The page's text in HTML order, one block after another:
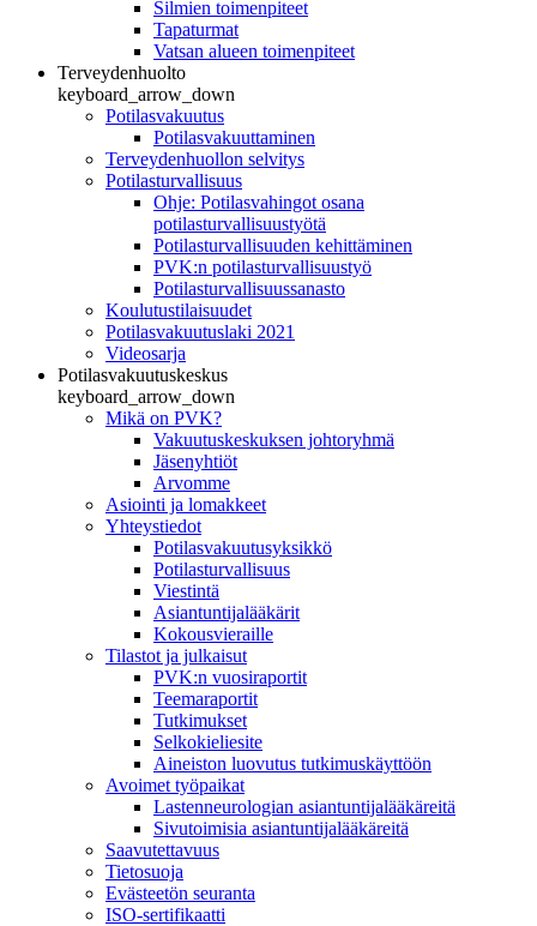
Silmien toimenpiteet
Tapaturmat
Vatsan alueen toimenpiteet
Terveydenhuolto
keyboard_arrow_down
Potilasvakuutus
Potilasvakuuttaminen
Terveydenhuollon selvitys
Potilasturvallisuus
Ohje: Potilasvahingot osana
potilasturvallisuustyötä
Potilasturvallisuuden kehittäminen
PVK:n potilasturvallisuustyö
Potilasturvallisuussanasto
Koulutustilaisuudet
Potilasvakuutuslaki 2021
Videosarja
Potilasvakuutuskeskus
keyboard_arrow_down
Mikä on PVK?
Vakuutuskeskuksen johtoryhmä
Jäsenyhtiöt
Arvomme
Asiointi ja lomakkeet
Yhteystiedot
Potilasvakuutusyksikkö
Potilasturvallisuus
Viestintä
Asiantuntijalääkärit
Kokousvieraille
Tilastot ja julkaisut
PVK:n vuosiraportit
Teemaraportit
Tutkimukset
Selkokieliesite
Aineiston luovutus tutkimuskäyttöön
Avoimet työpaikat
Lastenneurologian asiantuntijalääkäreitä
Sivutoimisia asiantuntijalääkäreitä
Saavutettavuus
Tietosuoja
Evästeetön seuranta
ISO-sertifikaatti